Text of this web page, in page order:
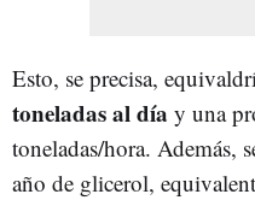
Esto, se precisa,
toneladas al día y una
toneladas/hora. Además,
año de glicerol,